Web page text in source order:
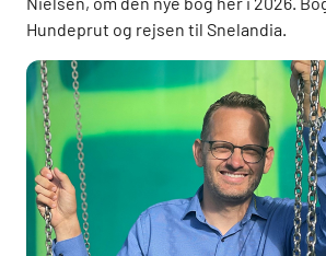
Hundeprut og rejsen til Snelandia.